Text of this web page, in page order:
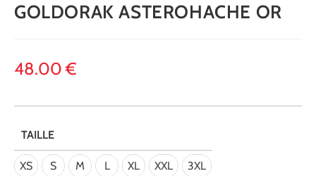
GOLDORAK ASTEROHACHE OR
48.00€
TAILLE
XS S M L XL XXL 3XL